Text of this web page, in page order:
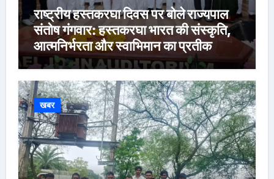
राष्ट्रीय हस्तकरघा दिवस पर बोले राज्यपाल
संतोष गंगवार: हस्तकरघा भारत की संस्कृति,
आत्मनिर्भरता और स्वाभिमान का प्रतीक
खबर